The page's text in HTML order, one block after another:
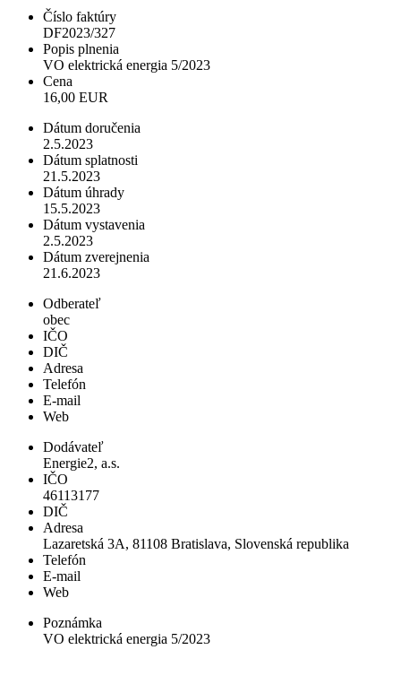
Číslo faktúry
DF2023/327
Popis plnenia
VO elektrická energia 5/2023
Cena
16,00 EUR
Dátum doručenia
2.5.2023
Dátum splatnosti
21.5.2023
Dátum úhrady
15.5.2023
Dátum vystavenia
2.5.2023
Dátum zverejnenia
21.6.2023
Odberateľ
obec
IČO
DIČ
Adresa
Telefón
E-mail
Web
Dodávateľ
Energie2, a.s.
IČO
46113177
DIČ
Adresa
Lazaretská 3A, 81108 Bratislava, Slovenská republika
Telefón
E-mail
Web
Poznámka
VO elektrická energia 5/2023